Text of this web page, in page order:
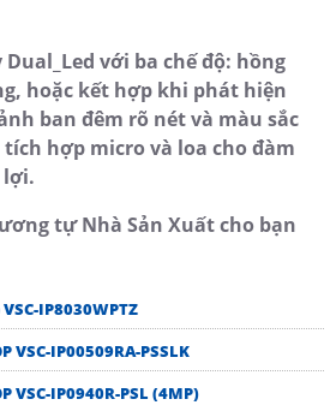
Dual_Led với ba chế độ: hồng
hoặc kết hợp khi phát hiện
ban đêm rõ nét và màu sắc
hợp micro và loa cho đàm
tự Nhà Sản Xuất cho bạn
IP8030WPTZ
VSC-IP00509RA-PSSLK
VSC-IP0940R-PSL (4MP)